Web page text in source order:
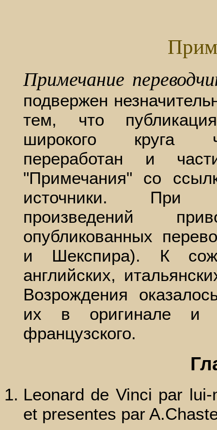
Примечание
подвержен
тем, что
широкого круга
переработан и
"Примечания" со
источники. При
произведений
опубликованных
и Шекспира). К
английских,
Возрождения
их в оригинале и
французского.
Leonard de Vinci par
et presentes par